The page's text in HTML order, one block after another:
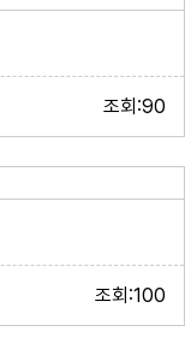
조회:90
조회:100